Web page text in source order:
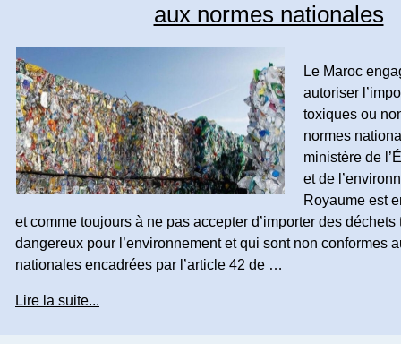
aux normes nationales
Le Maroc
autoriser
toxiques ou
normes
ministère de
et de
Royaume est
et comme toujours à ne pas accepter d’importer des déchets
dangereux pour l’environnement et qui sont non conformes
nationales encadrées par l’article 42 de …
Lire la suite...